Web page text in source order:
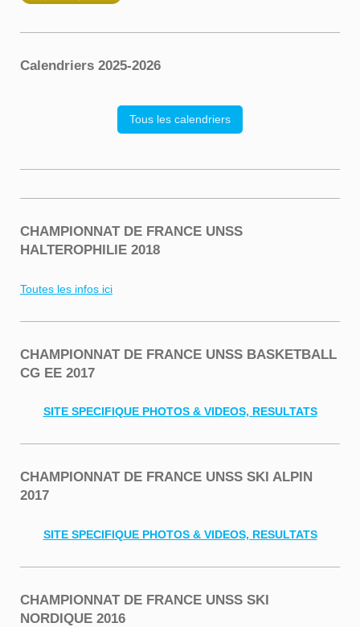
Calendriers 2025-2026
Tous les calendriers
CHAMPIONNAT DE FRANCE UNSS
HALTEROPHILIE 2018
Toutes les infos ici
CHAMPIONNAT DE FRANCE UNSS BASKETBALL
CG EE 2017
SITE SPECIFIQUE PHOTOS & VIDEOS, RESULTATS
CHAMPIONNAT DE FRANCE UNSS SKI ALPIN
2017
SITE SPECIFIQUE PHOTOS & VIDEOS, RESULTATS
CHAMPIONNAT DE FRANCE UNSS SKI
NORDIQUE 2016